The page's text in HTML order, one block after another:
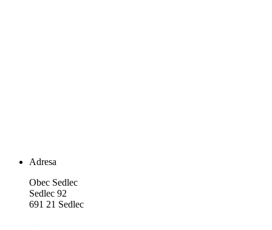
Adresa
Obec Sedlec
Sedlec 92
691 21 Sedlec